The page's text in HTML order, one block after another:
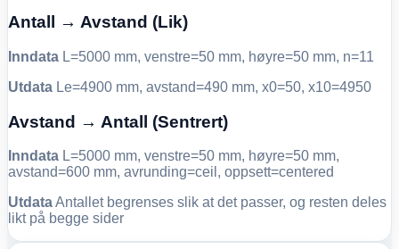
Antall → Avstand (Lik)
Inndata L=5000 mm, venstre=50 mm, høyre=50 mm, n=11
Utdata Le=4900 mm, avstand=490 mm, x0=50, x10=4950
Avstand → Antall (Sentrert)
Inndata L=5000 mm, venstre=50 mm, høyre=50 mm,
avstand=600 mm, avrunding=ceil, oppsett=centered
UtdataAntallet begrenses slik at det passer, og resten deles
likt på begge sider